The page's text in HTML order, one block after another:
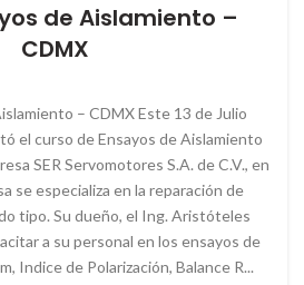
de Aislamiento –
CDMX
– CDMX Este 13 de Julio
el curso de Ensayos de Aislamiento
SER Servomotores S.A. de C.V., en
se especializa en la reparación de
tipo. Su dueño, el Ing. Aristóteles
a su personal en los ensayos de
Indice de Polarización, Balance R...